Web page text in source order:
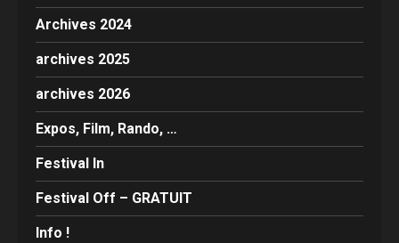
Archives 2024
archives 2025
archives 2026
Expos, Film, Rando, …
Festival In
Festival Off – GRATUIT
Info !